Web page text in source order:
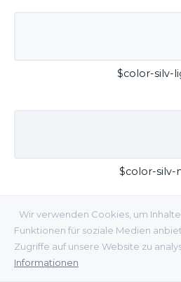
Wir verwenden Cookies, um
Funktionen für soziale Medien
Zugriffe auf unsere Website zu
Informationen
$color-silv-
$color-silv-